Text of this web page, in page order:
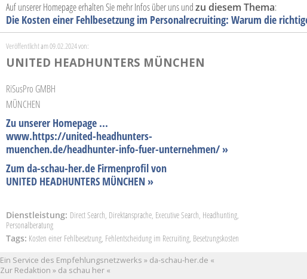
Auf unserer Homepage erhalten Sie mehr Infos über uns undzu diesem Thema:
Die Kosten einer Fehlbesetzung im Personalrecruiting: Warum die
Veröffentlicht am 09.02.2024 von:
UNITED HEADHUNTERS MÜNCHEN
RiSusPro GMBH
MÜNCHEN
Zu unserer Homepage ...
www.https://united-headhunters-
muenchen.de/headhunter-info-fuer-unternehmen/ »
Zum da-schau-her.de Firmenprofil von
UNITED HEADHUNTERS MÜNCHEN »
Dienstleistung: Direct Search, Direktansprache, Executive Search, Headhunting,
Personalberatung
Tags: Kosten einer Fehlbesetzung, Fehlentscheidung im Recruiting, Besetzungskosten
Ein Service des Empfehlungsnetzwerks » da-schau-her.de «
Zur Redaktion » da schau her «